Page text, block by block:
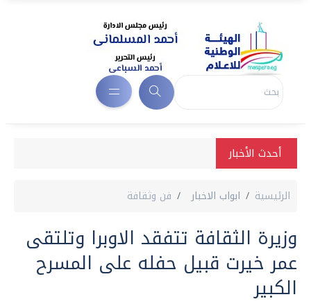
أحدث الأخبار
الرئيسية ابواب الاخبار فن وثقافة
وزيرة الثقافة تتفقد الاوبرا وتلتقى
عمر خيرت قبيل حفله على المسرح
الكبير